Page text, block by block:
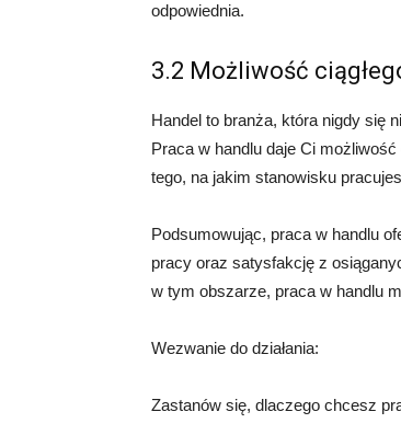
odpowiednia.
3.2 Możliwość
Handel to branża, która nigdy się
Praca w handlu daje Ci
tego, na jakim stanowisku
Podsumowując, praca w handlu
pracy oraz satysfakcję z
w tym obszarze, praca w handlu
Wezwanie do działania:
Zastanów się, dlaczego chcesz